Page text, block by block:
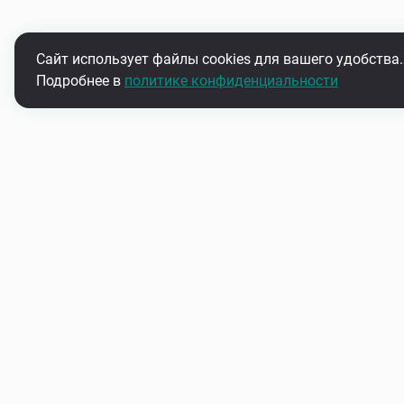
Сайт использует файлы cookies для вашего удобства.
Подробнее в политике конфиденциальности